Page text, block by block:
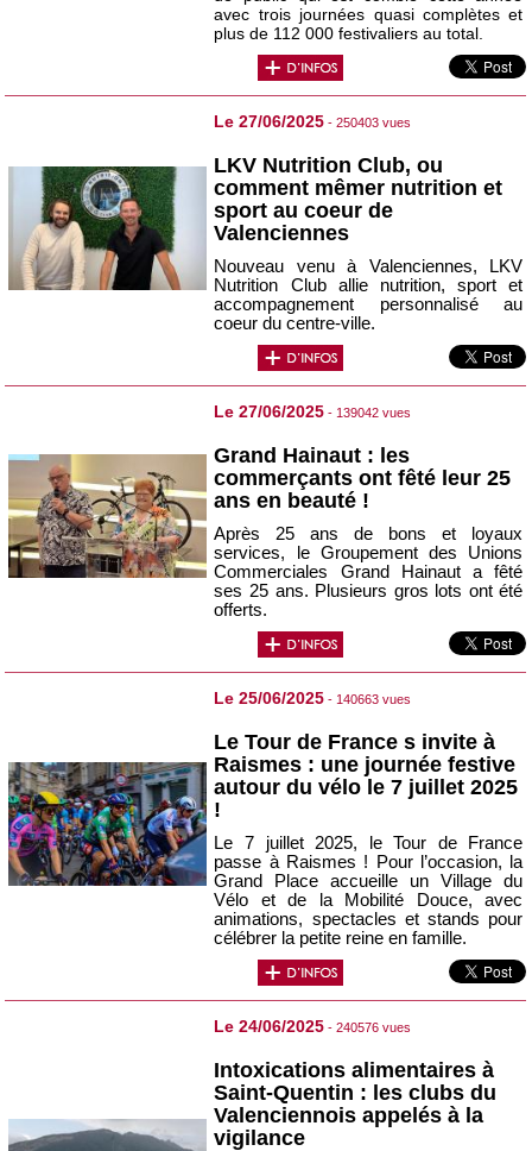
avec trois journées quasi complètes et
plus de 112 000 festivaliers au total.
Le 27/06/2025 - 250403 vues
LKV Nutrition Club, ou
comment mêmer nutrition et
sport au coeur de
Valenciennes
Nouveau venu à Valenciennes, LKV
Nutrition Club allie nutrition, sport et
accompagnement personnalisé au
coeur du centre-ville.
Le 27/06/2025 - 139042 vues
Grand Hainaut : les
commerçants ont fêté leur 25
ans en beauté !
Après 25 ans de bons et loyaux
services, le Groupement des Unions
Commerciales Grand Hainaut a fêté
ses 25 ans. Plusieurs gros lots ont été
offerts.
Le 25/06/2025 - 140663 vues
Le Tour de France s invite à
Raismes : une journée festive
autour du vélo le 7 juillet 2025
!
Le 7 juillet 2025, le Tour de France
passe à Raismes ! Pour l’occasion, la
Grand Place accueille un Village du
Vélo et de la Mobilité Douce, avec
animations, spectacles et stands pour
célébrer la petite reine en famille.
Le 24/06/2025 - 240576 vues
Intoxications alimentaires à
Saint-Quentin : les clubs du
Valenciennois appelés à la
vigilance